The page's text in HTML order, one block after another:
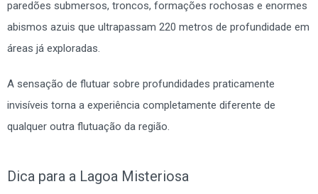
paredões submersos, troncos, formações rochosas e enormes
abismos azuis que ultrapassam 220 metros de profundidade em
áreas já exploradas.
A sensação de flutuar sobre profundidades praticamente
invisíveis torna a experiência completamente diferente de
qualquer outra flutuação da região.
Dica para a Lagoa Misteriosa